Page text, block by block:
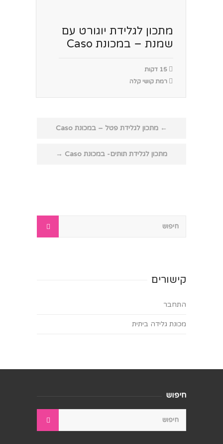
מתכון לגלידת יוגורט עם
שמנת – במכונת Caso
15 דקות
רמת קושי קלה
← מתכון לגלידת פטל – במכונת Caso
מתכון לגלידת תותים- במכונת Caso →
קישורים
התחבר
מכונת גלידה ביתית
חיפוש